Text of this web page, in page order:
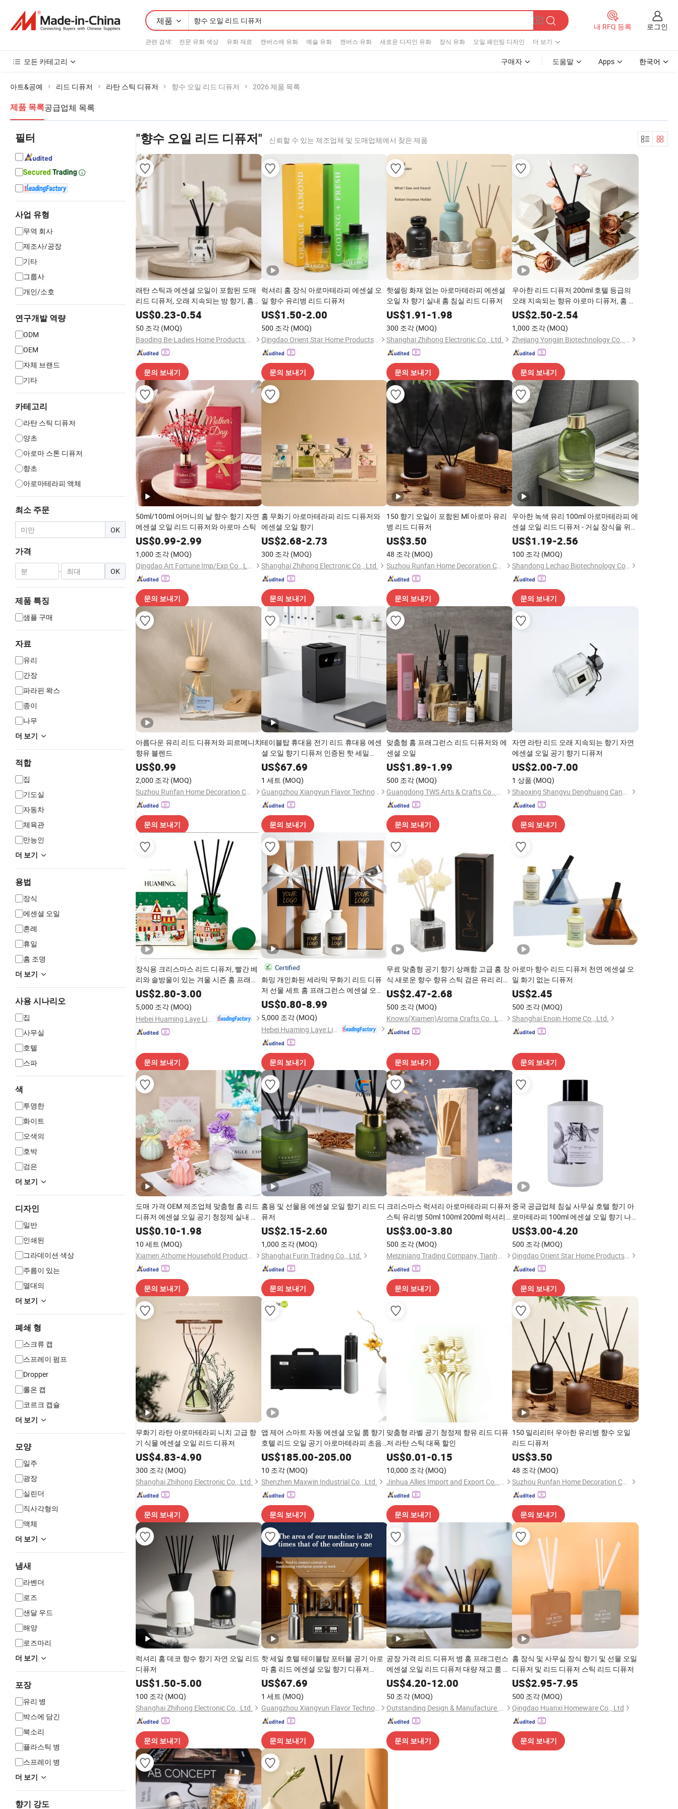
제품
관련 검색: 전문 유화 색상 유화 재료 캔버스에 유화 예술 유화 캔버스 유화 새로운 디자인 유화 장식 유화 오일 페인팅 디자인 더 보기
내 RFQ 등록 로그인
모든 카테고리 구매자 도움말 Apps 한국어
아트&공예 리드 디퓨저 라탄 스틱 디퓨저 향수 오일 리드 디퓨저 2026 제품 목록
제품 목록공급업체 목록
필터
사업 유형
무역 회사
제조사/공장
기타
그룹사
개인/소호
연구개발 역량
ODM
OEM
자체 브랜드
기타
카테고리
라탄 스틱 디퓨저
양초
아로마 스톤 디퓨저
향초
아로마테라피 액체
최소 주문
OK
가격
- OK
제품 특징
샘플 구매
자료
유리
간장
파라핀 왁스
종이
나무
더 보기
적합
집
기도실
자동차
체육관
만능인
더 보기
용법
장식
에센셜 오일
혼례
휴일
홈 조명
더 보기
사용 시나리오
집
사무실
호텔
스파
색
투명한
화이트
오색의
호박
검은
더 보기
디자인
일반
인쇄된
그라데이션 색상
주름이 있는
열대의
더 보기
폐쇄 형
스크류 캡
스프레이 펌프
Dropper
롤온 캡
코르크 캡슐
더 보기
모양
일주
광장
실린더
직사각형의
액체
더 보기
냄새
라벤더
로즈
샌달 우드
해양
로즈마리
더 보기
포장
유리 병
박스에 담긴
북소리
플라스틱 병
스프레이 병
더 보기
향기 강도
"향수 오일 리드 디퓨저" 신뢰할 수 있는 제조업체 및 도매업체에서 찾은 제품
래탄 스틱과 에센셜 오일이 포함된 도매
리드 디퓨저, 오래 지속되는 방 향기, 홈
장식 공급업체
US$0.23-0.54
50 조각 (MOQ)
Baoding Be-Ladies Home Products Co., Ltd.
문의 보내기
럭셔리 홈 장식 아로마테라피 에센셜 오
일 향수 유리병 리드 디퓨저
US$1.50-2.00
500 조각 (MOQ)
Qingdao Orient Star Home Products Co., Ltd
문의 보내기
핫셀링 화재 없는 아로마테라피 에센셜
오일 차 향기 실내 홈 침실 리드 디퓨저
US$1.91-1.98
300 조각 (MOQ)
Shanghai Zhihong Electronic Co., Ltd.
문의 보내기
우아한 리드 디퓨저 200ml 호텔 등급의
오래 지속되는 향유 아로마 디퓨저, 홈 호
텔 스파 장식, 고급스러운 홈 프래그런스
아로마테라피 선물 세트
US$2.50-2.54
1,000 조각 (MOQ)
Zhejiang Yongjin Biotechnology Co., Ltd.
문의 보내기
50ml/100ml 어머니의 날 향수 향기 자연
에센셜 오일 리드 디퓨저와 아로마 스틱
US$0.99-2.99
1,000 조각 (MOQ)
Qingdao Art Fortune Imp/Exp Co., Ltd.
문의 보내기
홈 무화기 아로마테라피 리드 디퓨저와
에센셜 오일 향기
US$2.68-2.73
300 조각 (MOQ)
Shanghai Zhihong Electronic Co., Ltd.
문의 보내기
150 향기 오일이 포함된 Ml 아로마 유리
병 리드 디퓨저
US$3.50
48 조각 (MOQ)
Suzhou Runfan Home Decoration Co., Ltd.
문의 보내기
우아한 녹색 유리 100ml 아로마테라피 에
센셜 오일 리드 디퓨저 - 거실 장식을 위한
오래 지속되는 자연 향기
US$1.19-2.56
100 조각 (MOQ)
Shandong Lechao Biotechnology Co., Ltd.
문의 보내기
아름다운 유리 리드 디퓨저와 피르메니치
향유 블렌드
US$0.99
2,000 조각 (MOQ)
Suzhou Runfan Home Decoration Co., Ltd.
문의 보내기
테이블탑 휴대용 전기 리드 휴대용 에센
셜 오일 향기 디퓨저 인증된 핫 세일
A3000
US$67.69
1 세트 (MOQ)
Guangzhou Xiangyun Flavor Technology Co., Ltd.
문의 보내기
맞춤형 홈 프래그런스 리드 디퓨저와 에
센셜 오일
US$1.89-1.99
500 조각 (MOQ)
Guangdong TWS Arts & Crafts Co., Ltd.
문의 보내기
자연 라탄 리드 오래 지속되는 향기 자연
에센셜 오일 공기 향기 디퓨저
US$2.00-7.00
1 상품 (MOQ)
Shaoxing Shangyu Denghuang Candle Co., Ltd.
문의 보내기
장식용 크리스마스 리드 디퓨저, 빨간 베
리와 솔방울이 있는 겨울 시즌 홈 프래그
런스 오일, 천연 라탄 스틱, 공기 정화 향
기 디퓨저
US$2.80-3.00
5,000 조각 (MOQ)
문의 보내기
Certified
화밍 개인화된 세라믹 무화기 리드 디퓨
저 선물 세트 홈 프래그런스 에센셜 오일
키트 이상적인 집들이 또는 휴일 선물 에
센셜 오일 디퓨저
US$0.80-8.99
5,000 조각 (MOQ)
Hebei Huaming Laye Limited Company
문의 보내기
무료 맞춤형 공기 향기 상쾌함 고급 홈 장
식 새로운 향수 향유 스틱 검은 유리 리드
디퓨저
US$2.47-2.68
500 조각 (MOQ)
Knows(Xiamen)Aroma Crafts Co., Ltd.
문의 보내기
아로마 향수 리드 디퓨저 천연 에센셜 오
일 화기 없는 디퓨저
US$2.45
500 조각 (MOQ)
Shanghai Enoin Home Co., Ltd.
문의 보내기
도매 가격 OEM 제조업체 맞춤형 홈 리드
디퓨저 에센셜 오일 공기 청정제 실내 향
수 향기 디퓨저
US$0.10-1.98
10 세트 (MOQ)
Xiamen Athome Household Products Co., Ltd.
문의 보내기
홈용 및 선물용 에센셜 오일 향기 리드 디
퓨저
US$2.15-2.60
1,000 조각 (MOQ)
Shanghai Furin Trading Co., Ltd.
문의 보내기
크리스마스 럭셔리 아로마테라피 디퓨저
스틱 유리병 50ml 100ml 200ml 럭셔리
클리어 유리 아로마 오일 룸 빈 향기 리드
디퓨저
US$3.00-3.80
500 조각 (MOQ)
Meiziniang Trading Company, Tianhe District, Guangzhou City
문의 보내기
중국 공급업체 침실 사무실 호텔 향기 아
로마테라피 100ml 에센셜 오일 향기 나는
리드 디퓨저
US$3.00-4.20
500 조각 (MOQ)
Qingdao Orient Star Home Products Co., Ltd
문의 보내기
무화기 라탄 아로마테라피 니치 고급 향
기 식물 에센셜 오일 리드 디퓨저
US$4.83-4.90
300 조각 (MOQ)
Shanghai Zhihong Electronic Co., Ltd.
문의 보내기
앱 제어 스마트 자동 에센셜 오일 룸 향기
호텔 리드 오일 공기 아로마테라피 초음
파 향기 디퓨저
US$185.00-205.00
10 조각 (MOQ)
Shenzhen Maxwin Industrial Co., Ltd.
문의 보내기
맞춤형 라벨 공기 청정제 향유 리드 디퓨
저 라탄 스틱 대폭 할인
US$0.01-0.15
10,000 조각 (MOQ)
Jinhua Allies Import and Export Co., Ltd.
문의 보내기
150 밀리리터 우아한 유리병 향수 오일
리드 디퓨저
US$3.50
48 조각 (MOQ)
Suzhou Runfan Home Decoration Co., Ltd.
문의 보내기
럭셔리 홈 데코 향수 향기 자연 오일 리드
디퓨저
US$1.50-5.00
100 조각 (MOQ)
Shanghai Zhihong Electronic Co., Ltd.
문의 보내기
핫 세일 호텔 테이블탑 포터블 공기 아로
마 홈 리드 에센셜 오일 향기 디퓨저
M6000
US$67.69
1 세트 (MOQ)
Guangzhou Xiangyun Flavor Technology Co., Ltd.
문의 보내기
공장 가격 리드 디퓨저 병 홈 프래그런스
에센셜 오일 리드 디퓨저 대량 재고 룸 디
퓨저
US$4.20-12.00
50 조각 (MOQ)
Outstanding Design & Manufacture Co., Ltd.
문의 보내기
홈 장식 및 사무실 장식 향기 및 선물 오일
디퓨저 및 리드 디퓨저 스틱 리드 디퓨저
US$2.95-7.95
500 조각 (MOQ)
Qingdao Huanxi Homeware Co., Ltd
문의 보내기